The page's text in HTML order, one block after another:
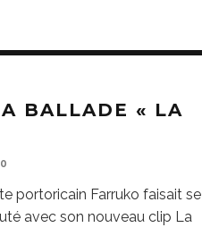
BALLADE « LA
portoricain Farruko faisait se
avec son nouveau clip La